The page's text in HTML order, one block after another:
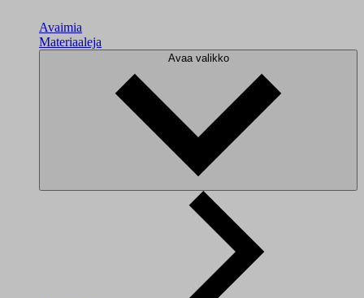
Avaimia
Materiaaleja
Avaa valikko